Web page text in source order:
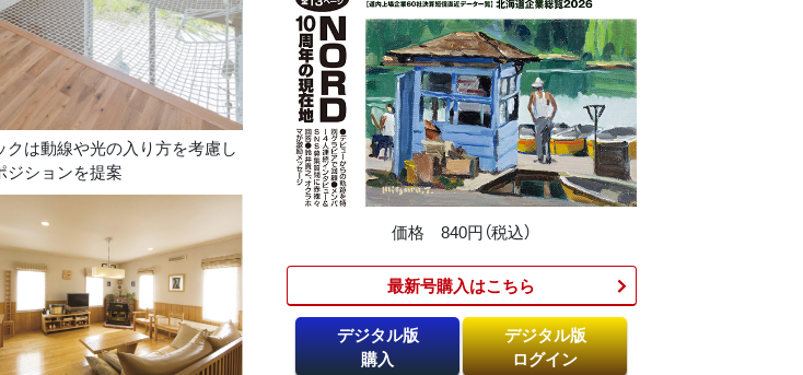
クは動線や光の入り方を考慮し
ジションを提案
価格 840円（税込）
最新号購入はこちら​
デジタル版
購入
デジタル版
ログイン